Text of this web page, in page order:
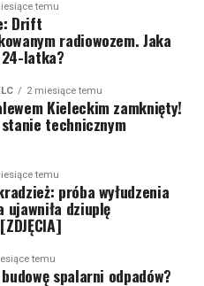
temu
Drift
radiowozem. Jaka
latka?
2 miesiące temu
Kieleckim zamknięty!
technicznym
temu
próba wyłudzenia
ujawniła dziuplę
temu
spalarni odpadów?